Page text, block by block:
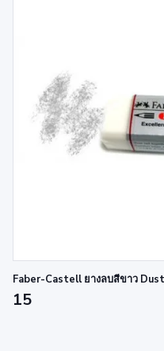
Faber-Castell ยางลบสีขาว
15